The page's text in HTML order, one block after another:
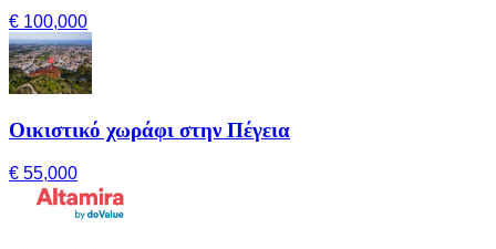
€ 100,000
Οικιστικό χωράφι στην Πέγεια
€ 55,000